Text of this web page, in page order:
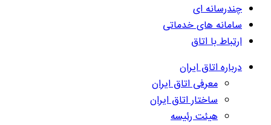
چندرسانه ای
سامانه های خدماتی
ارتباط با اتاق
درباره اتاق ایران
معرفی اتاق ایران
ساختار اتاق ایران
هیئت رئیسه